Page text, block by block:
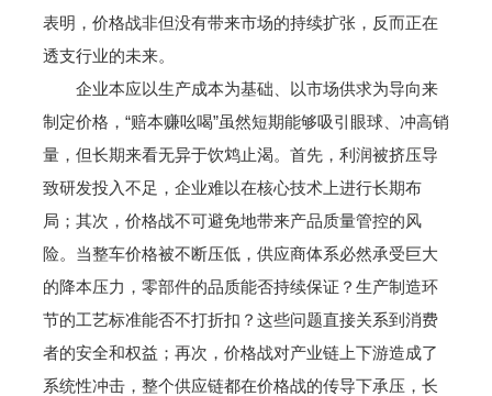
表明，价格战非但没有带来市场的持续扩张，反而正在
透支行业的未来。
企业本应以生产成本为基础、以市场供求为导向来
制定价格，“赔本赚吆喝”虽然短期能够吸引眼球、冲高销
量，但长期来看无异于饮鸩止渴。首先，利润被挤压导
致研发投入不足，企业难以在核心技术上进行长期布
局；其次，价格战不可避免地带来产品质量管控的风
险。当整车价格被不断压低，供应商体系必然承受巨大
的降本压力，零部件的品质能否持续保证？生产制造环
节的工艺标准能否不打折扣？这些问题直接关系到消费
者的安全和权益；再次，价格战对产业链上下游造成了
系统性冲击，整个供应链都在价格战的传导下承压，长